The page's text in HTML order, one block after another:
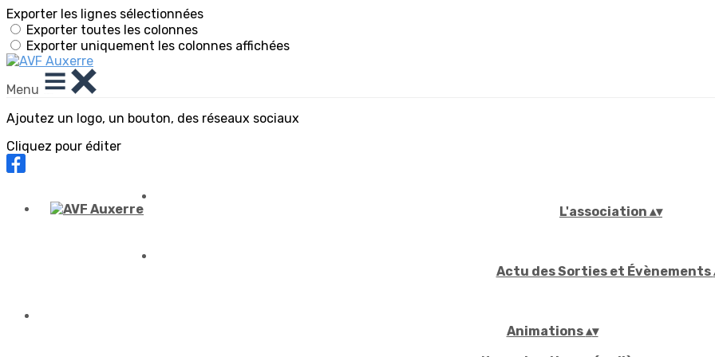
Exporter les lignes sélectionnées
Exporter toutes les colonnes
Exporter uniquement les colonnes affichées
Menu
Ajoutez un logo, un bouton, des réseaux sociaux
Cliquez pour éditer
L'association ▴▾
Actu des Sorties et Évènements
Animations▴▾